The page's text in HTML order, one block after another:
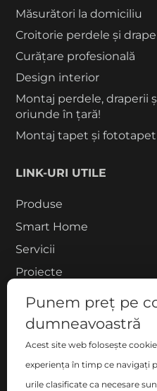
Măsurători la domiciliu
Croitorie perdele și
Curățare profesională
Design interior
Montaj perdele, draperii
oriunde în țară!
Montaj tapet și fototapet
LINK-URI UTILE
Produse
Smart Home
Servicii
Proiecte
Despre noi
Blog
Contact
COMPANIE
Punem preț pe
dumneavoastră
Acest site web folosește
experiența în timp ce navigați
urile clasificate ca necesare